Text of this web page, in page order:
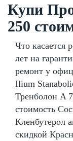
Купи
250
Что касается
лет на
ремонт у
Ilium
Тренболон A
стоимость
Кленбутерол
скидкой